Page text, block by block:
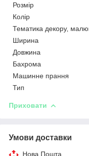
Розмір
Колір
Тематика декору,
Ширина
Довжина
Бахрома
Машинне прання
Тип
Приховати
Умови доставки
Нова Пошта